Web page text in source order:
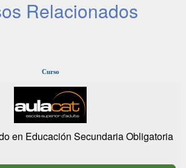
Relacionados
Curso
en Educación Secundaria Obligatoria